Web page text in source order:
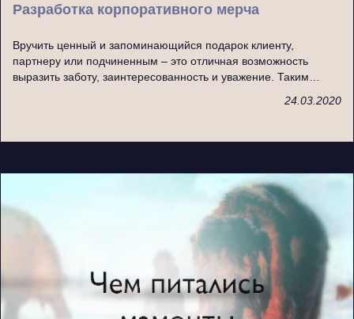
Разработка корпоративного мерча
Вручить ценный и запоминающийся подарок клиенту,
партнеру или подчиненным – это отличная возможность
выразить заботу, заинтересованность и уважение. Таким…
24.03.2020